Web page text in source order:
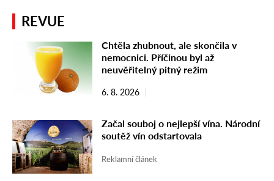
REVUE
Chtěla zhubnout, ale skončila v
nemocnici. Příčinou byl až
neuvěřitelný pitný režim
6. 8. 2026
Začal souboj o nejlepší vína. Národní
soutěž vín odstartovala
Reklamní článek